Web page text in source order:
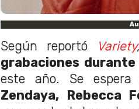
Según reportó Variety
grabaciones
este año. Se espera
Zendaya, Rebecca